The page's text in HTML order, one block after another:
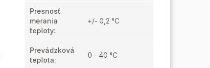
Presnosť
merania
teploty:
+/- 0,2 °C
Prevádzková
teplota:
0 - 40 °C